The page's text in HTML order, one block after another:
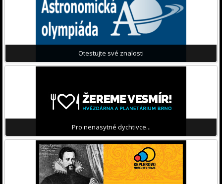
Otestujte své znalosti
Pro nenasytné dychtivce...